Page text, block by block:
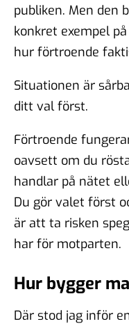
publiken. Men den
konkret exempel
hur förtroende
Situationen är
ditt val först.
Förtroende
oavsett om du
handlar på nätet
Du gör valet först
är att ta risken
har för motparten.
Hur bygger
Där stod jag inför